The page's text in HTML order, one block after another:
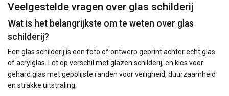
Veelgestelde vragen over glas schilderij
Wat is het belangrijkste om te weten over glas
schilderij?
Een glas schilderij is een foto of ontwerp geprint achter echt glas
of acrylglas. Let op verschil met glazen schilderij, en kies voor
gehard glas met gepolijste randen voor veiligheid, duurzaamheid
en strakke uitstraling.